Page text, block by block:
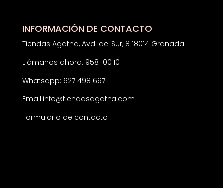
INFORMACIÓN DE CONTACTO
Tiendas Agatha, Avd. del Sur, 8 18014 Granada
Llámanos ahora: 958 100 101
Whatsapp: 627 498 697
Email:info@tiendasagatha.com
Formulario de contacto